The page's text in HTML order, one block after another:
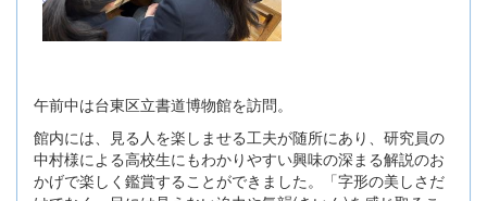
午前中は台東区立書道博物館を訪問。
館内には、見る人を楽しませる工夫が随所にあり、研究員の
中村様による高校生にもわかりやすい興味の深まる解説のお
かげで楽しく鑑賞することができました。「字形の美しさだ